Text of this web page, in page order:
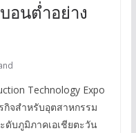
อนต่ำอย่าง
Technology Expo
กิจสำหรับอุตสาหกรรม
ดับภูมิภาคเอเชียตะวัน